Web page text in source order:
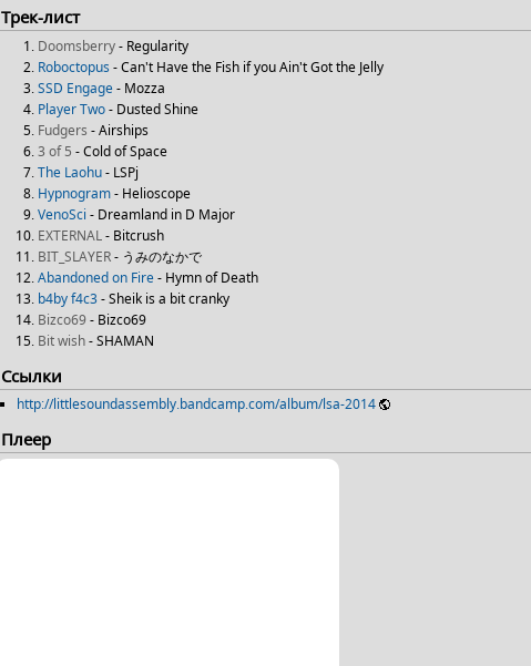
Трек-лист
Doomsberry- Regularity
Roboctopus- Can't Have the Fish if you Ain't Got the Jelly
SSD Engage- Mozza
Player Two- Dusted Shine
Fudgers - Airships
3 of 5 - Cold of Space
The Laohu- LSPj
Hypnogram- Helioscope
VenoSci - Dreamland in D Major
EXTERNAL- Bitcrush
BIT_SLAYER- うみのなかで
Abandoned on Fire- Hymn of Death
b4by f4c3- Sheik is a bit cranky
Bizco69- Bizco69
Bit wish- SHAMAN
Ссылки
http://littlesoundassembly.bandcamp.com/album/lsa-2014
Плеер